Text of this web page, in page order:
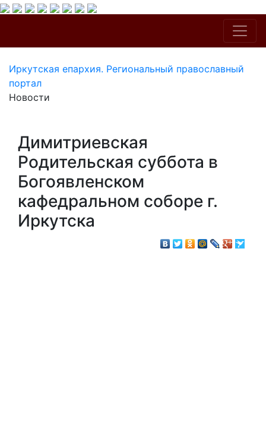
Иркутская епархия. Региональный православный
портал
Новости
Димитриевская
Родительская суббота в
Богоявленском
кафедральном соборе г.
Иркутска